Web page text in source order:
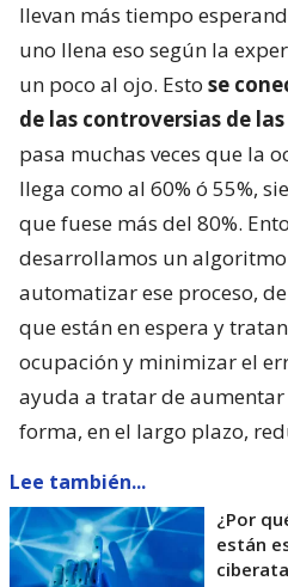
llevan más tiempo
uno llena eso según la
un poco al ojo. Esto se
de las controversias de
pasa muchas veces que la
llega como al 60% ó 55%,
que fuese más del 80%.
desarrollamos un
automatizar ese proceso,
que están en espera y
ocupación y minimizar el
ayuda a tratar de aumentar
forma, en el largo plazo,
Lee también...
¿Por
están